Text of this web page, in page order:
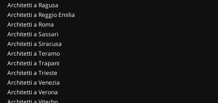
Architetti a Ragusa
Architetti a Reggio Emilia
Architetti a Roma
Architetti a Sassari
Architetti a Siracusa
Architetti a Teramo
Architetti a Trapani
Architetti a Trieste
Architetti a Venezia
Architetti a Verona